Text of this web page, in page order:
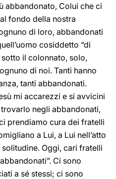
abbandonato, Colui che ci
fondo della nostra
di loro, abbandonati
cosiddetto “di
il colonnato, solo,
di noi. Tanti hanno
tanti abbandonati.
mi accarezzi e si avvicini
negli abbandonati,
prendiamo cura dei fratelli
a Lui, a Lui nell’atto
Oggi, cari fratelli
Ci sono
a sé stessi; ci sono